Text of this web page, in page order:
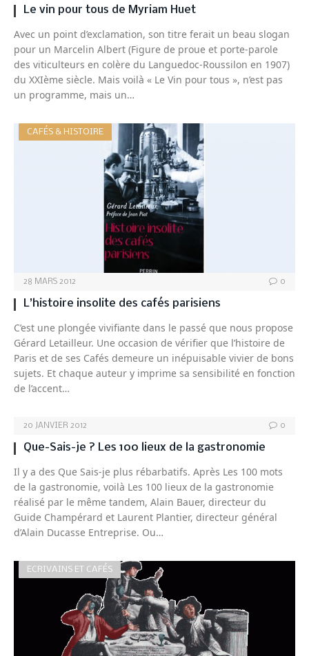
Le vin pour tous de Myriam Huet
Avec un point d’exclamation, son titre ferait un beau slogan
pour un Marcelin Albert (Figure de proue et porte-parole
des viticulteurs en colère du Languedoc-Roussilon en 1907)
du XXIème siècle. Mais voilà « Le Vin pour tous », n’est pas
un programme, mais un…
CAFÉS & HISTOIRE
28 MARS 2012 0
L’histoire insolite des cafés parisiens
C’est une plongée vivifiante dans le passé que nous propose
Gérard Letailleur. Une occasion de vérifier que l’histoire de
Paris et de ses Cafés demeure un inépuisable vivier de bons
sujets. Et chaque auteur y imprime sa sensibilité en fonction
de l’accent…
20 JANVIER 2012 0
Que-Sais-je ? Les 100 lieux de la gastronomie
Il y a des Que Sais-je plus rébarbatifs. Après Les 100 mots
de la gastronomie, voilà Les 100 lieux de la gastronomie
réalisé par le même tandem, Alain Bauer, directeur du
Guide Champérard et Laurent Plantier, directeur général
d’Alain Ducasse Entreprise. Ou…
ECRIVAINS ET CAFÉS